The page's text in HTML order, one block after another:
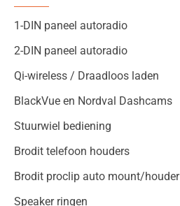
1-DIN paneel autoradio
2-DIN paneel autoradio
Qi-wireless / Draadloos laden
BlackVue en Nordval Dashcams
Stuurwiel bediening
Brodit telefoon houders
Brodit proclip auto mount/houder
Speaker ringen